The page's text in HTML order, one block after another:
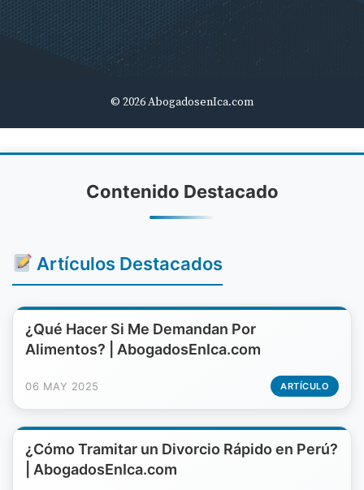
© 2026 AbogadosenIca.com
Contenido Destacado
Artículos Destacados
¿Qué Hacer Si Me Demandan Por
Alimentos? | AbogadosEnIca.com
06 MAY 2025 ARTÍCULO
¿Cómo Tramitar un Divorcio Rápido en Perú?
| AbogadosEnIca.com